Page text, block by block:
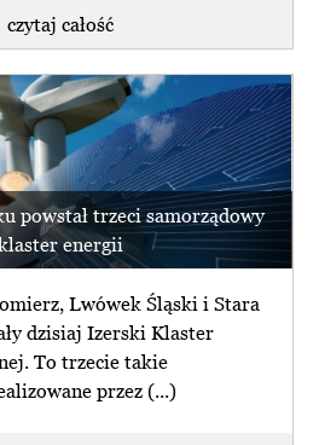
czytaj całość
powstał trzeci samorządowy
energii
Lwówek Śląski i Stara
dzisiaj Izerski Klaster
To trzecie takie
przez (...)